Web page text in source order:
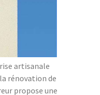
artisanale
rénovation de
propose une